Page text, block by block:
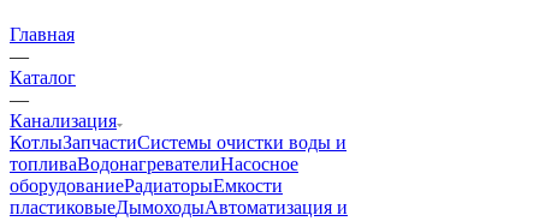
Главная
—
Каталог
—
Канализация
КотлыЗапчастиСистемы очистки воды и
топливаВодонагревателиНасосное
оборудованиеРадиаторыЕмкости
пластиковыеДымоходыАвтоматизация и